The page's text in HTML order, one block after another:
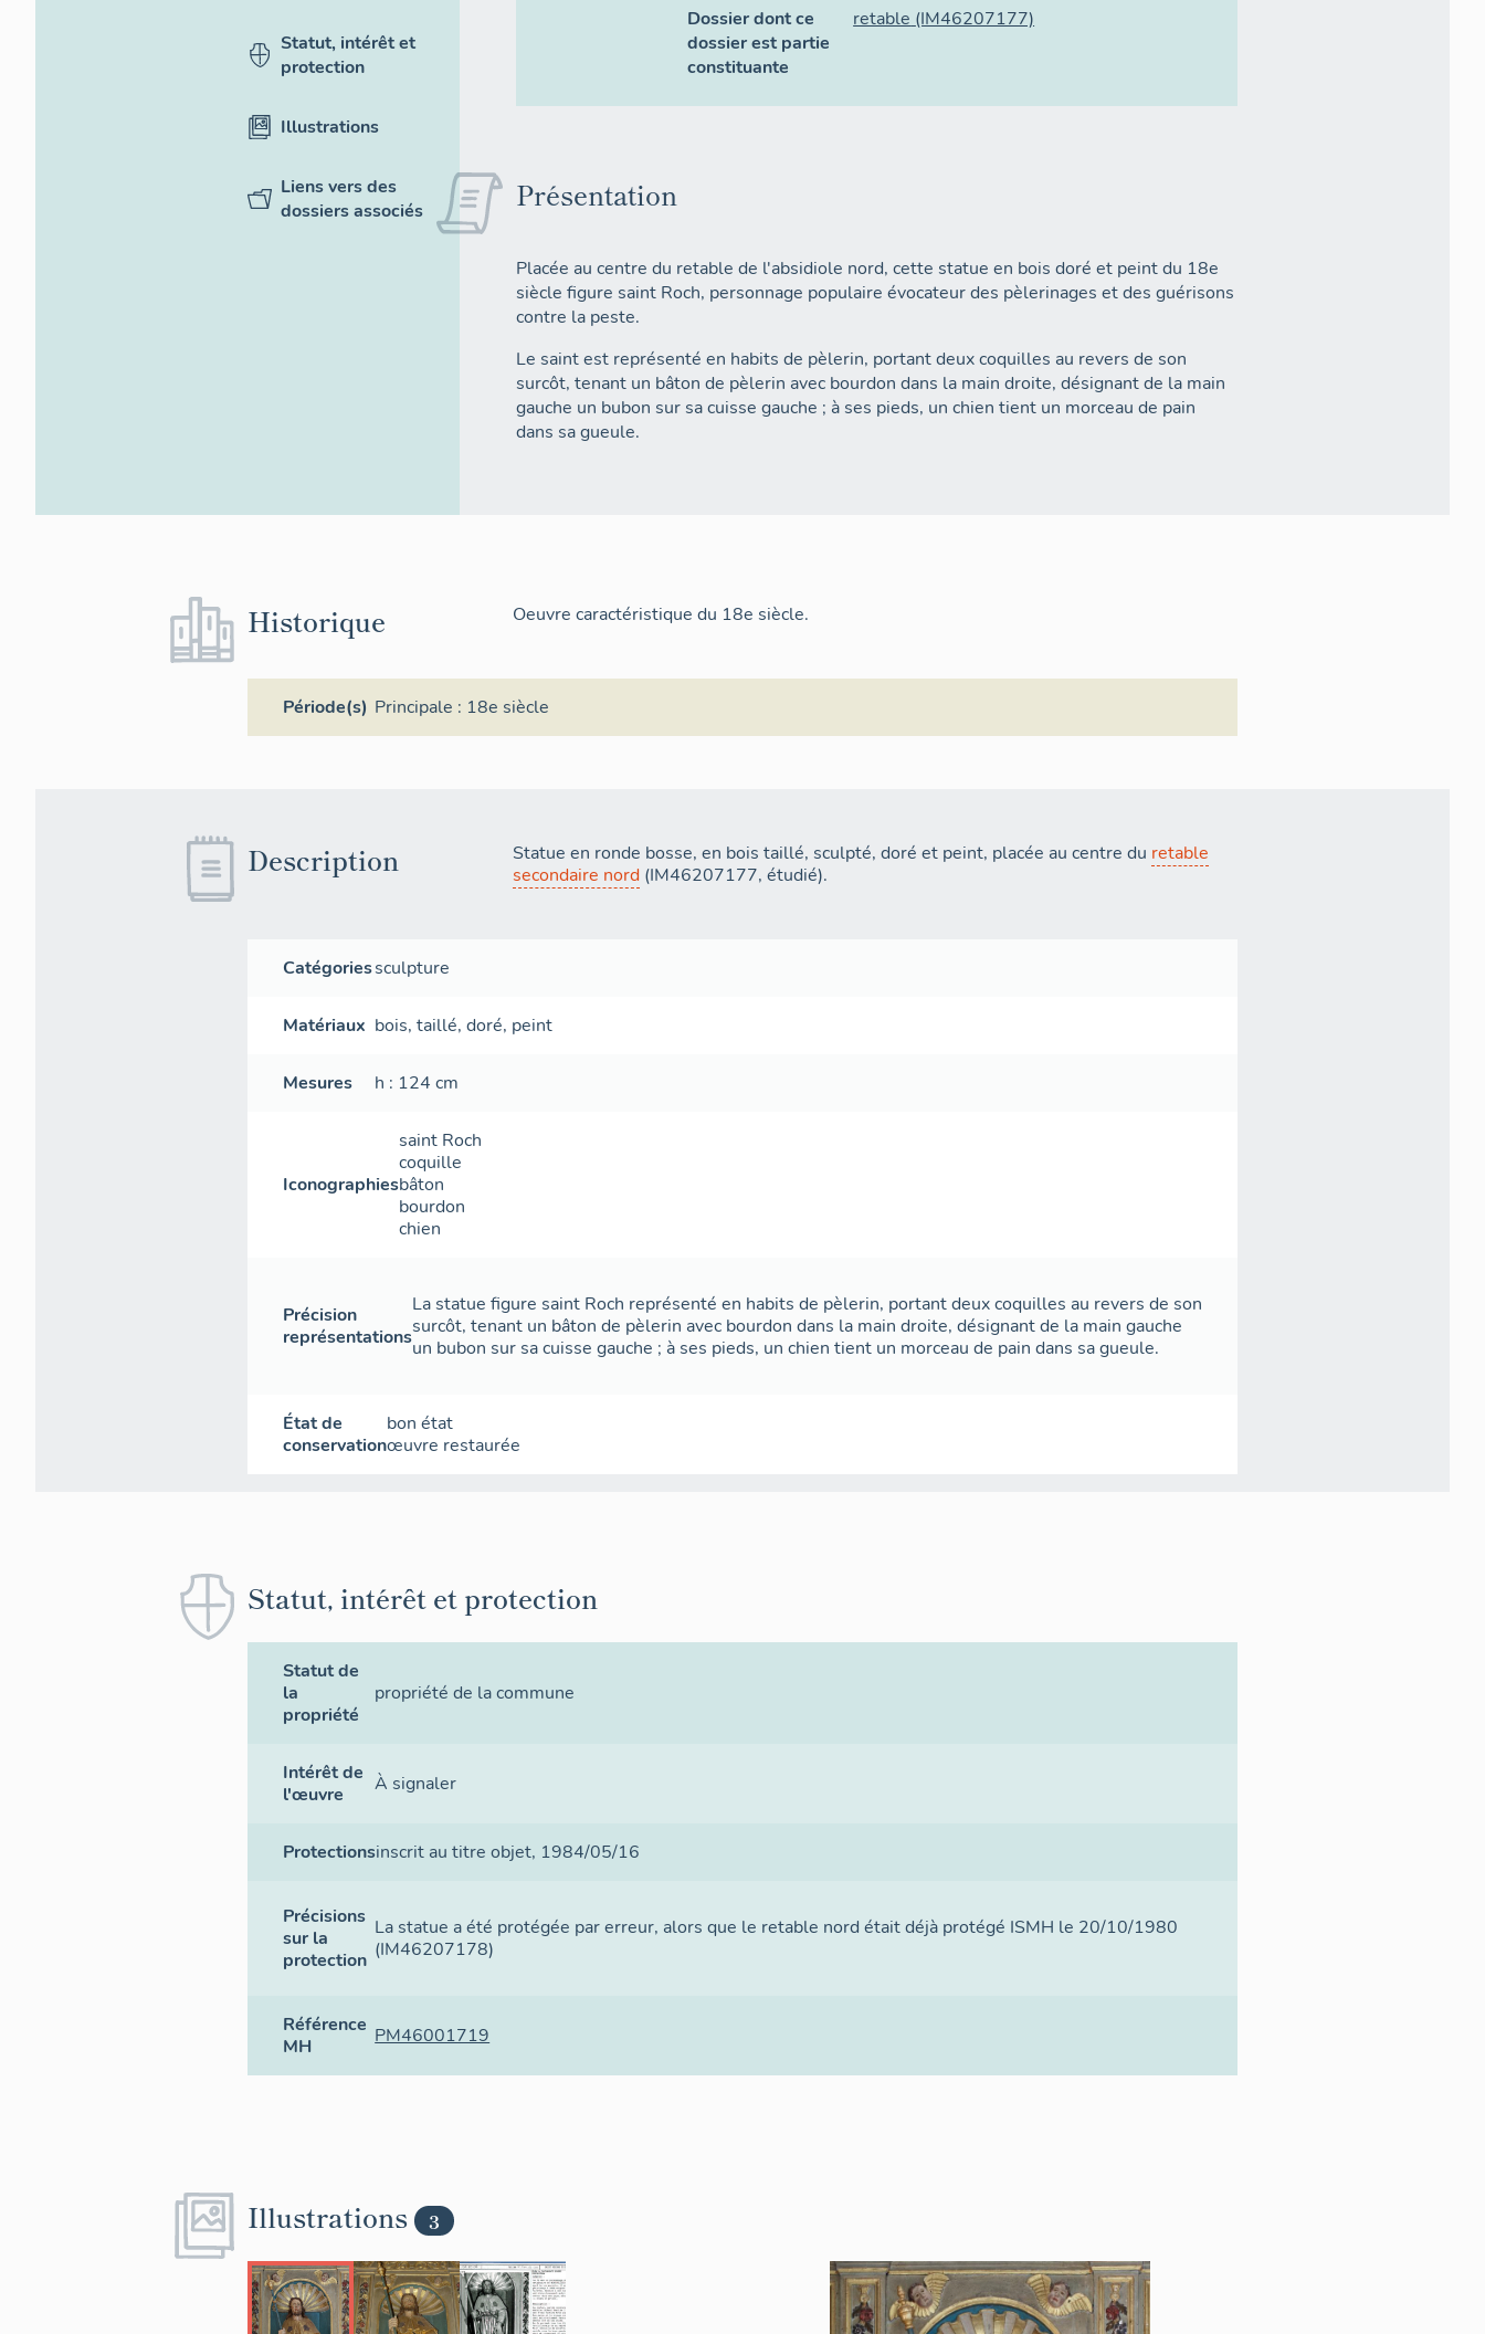
Statut, intérêt et
protection
Illustrations
Liens vers des
dossiers associés
Dossier dont ce
dossier est partie
constituante
retable (IM46207177)
Présentation
Placée au centre du retable de l'absidiole nord, cette statue en bois doré et peint du 18e
siècle figure saint Roch, personnage populaire évocateur des pèlerinages et des guérisons
contre la peste.
Le saint est représenté en habits de pèlerin, portant deux coquilles au revers de son
surcôt, tenant un bâton de pèlerin avec bourdon dans la main droite, désignant de la main
gauche un bubon sur sa cuisse gauche ; à ses pieds, un chien tient un morceau de pain
dans sa gueule.
Historique Oeuvre caractéristique du 18e siècle.
Période(s) Principale : 18e siècle
Description Statue en ronde bosse, en bois taillé, sculpté, doré et peint, placée au centre du retable
secondaire nord (IM46207177, étudié).
Catégoriessculpture
Matériaux bois,taillé,doré, peint
Mesures h : 124cm
Iconographies
saint Roch
coquille
bâton
bourdon
chien
Précision
représentations
La statue figure saint Roch représenté en habits de pèlerin, portant deux coquilles au revers de son
surcôt, tenant un bâton de pèlerin avec bourdon dans la main droite, désignant de la main gauche
un bubon sur sa cuisse gauche ; à ses pieds, un chien tient un morceau de pain dans sa gueule.
État de
conservation
bon état
œuvre restaurée
Statut, intérêt et protection
Statut de
la
propriété
propriété de la commune
Intérêt de
l'œuvre
À signaler
Protectionsinscrit au titre objet, 1984/05/16
Précisions
sur la
protection
La statue a été protégée par erreur, alors que le retable nord était déjà protégé ISMH le 20/10/1980
(IM46207178)
Référence
MH
PM46001719
Illustrations 3